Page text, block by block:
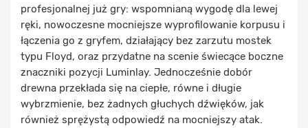
profesjonalnej już gry: wspomnianą wygodę dla lewej
ręki, nowoczesne mocniejsze wyprofilowanie korpusu i
łączenia go z gryfem, działający bez zarzutu mostek
typu Floyd, oraz przydatne na scenie świecące boczne
znaczniki pozycji Luminlay. Jednocześnie dobór
drewna przekłada się na ciepłe, równe i długie
wybrzmienie, bez żadnych głuchych dźwięków, jak
również sprężystą odpowiedź na mocniejszy atak.